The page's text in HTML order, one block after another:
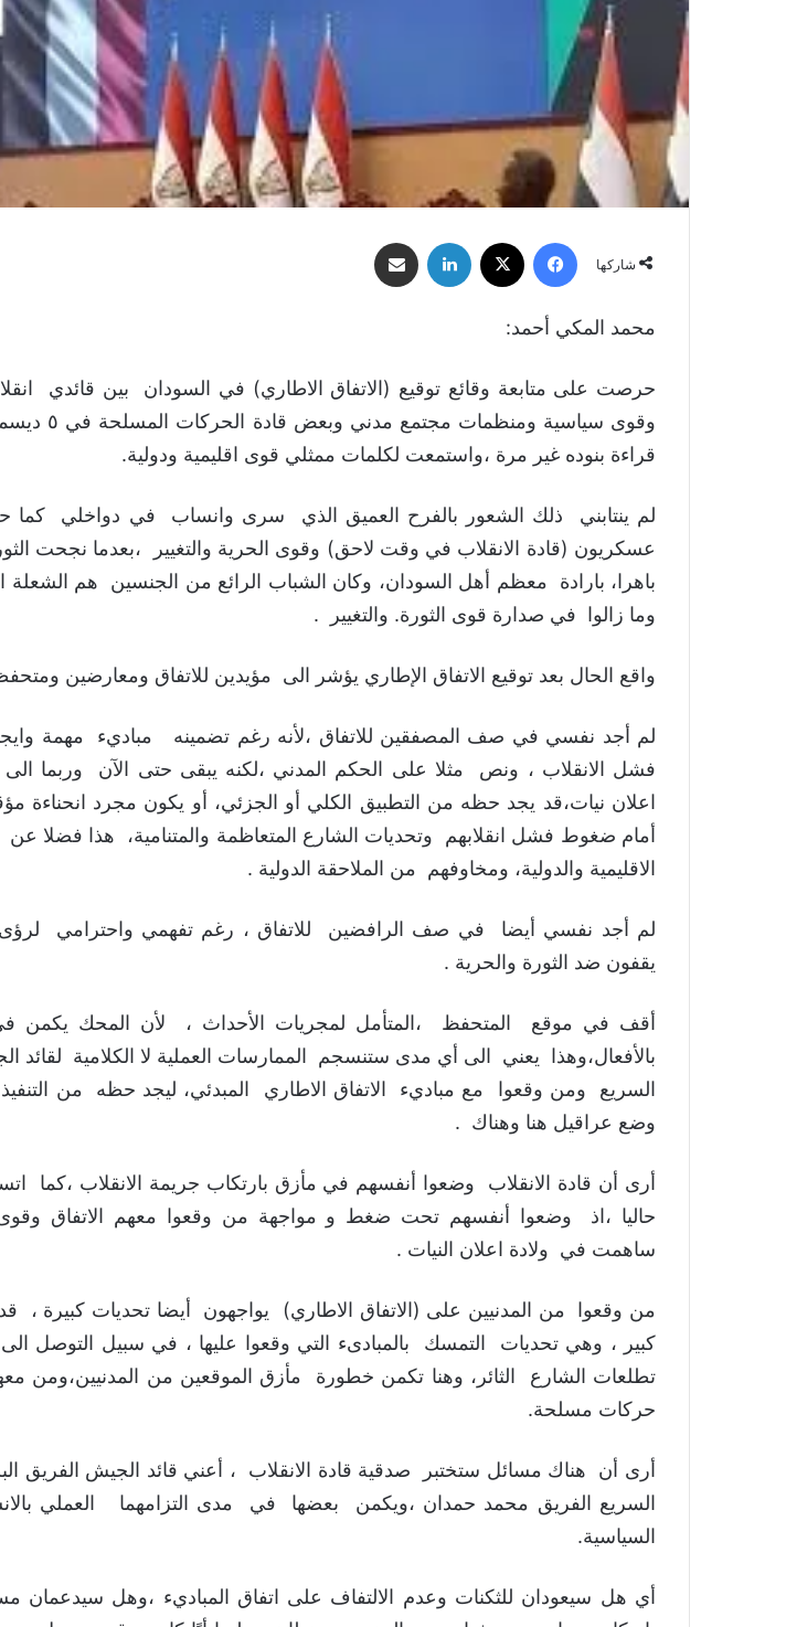
شاركها
محمد المكي أحمد:
قراءة بنوده غير مرة ،واستمعت لكلمات ممثلي قوى اقليمية ودولية.
لم ينتابني ذلك الشعور بالفرح العميق الذي سرى وانساب في دواخلي كما
عسكريون (قادة الانقلاب في وقت لاحق) وقوى الحرية والتغيير ،بعدما نجحت
باهرا، بارادة معظم أهل السودان، وكان الشباب الرائع من الجنسين هم الشعلة
وما زالوا في صدارة قوى الثورة. والتغيير .
واقع الحال بعد توقيع الاتفاق الإطاري يؤشر الى مؤيدين للاتفاق ومعارضين
لم أجد نفسي في صف المصفقين للاتفاق ،لأنه رغم تضمينه مباديء مهمة
فشل الانقلاب ، ونص مثلا على الحكم المدني ،لكنه يبقى حتى الآن وربما الى
اعلان نيات،قد يجد حظه من التطبيق الكلي أو الجزئي، أو يكون مجرد انحناءة
أمام ضغوط فشل انقلابهم وتحديات الشارع المتعاظمة والمتنامية، هذا فضلا عن
الاقليمية والدولية، ومخاوفهم من الملاحقة الدولية .
لم أجد نفسي أيضا في صف الرافضين للاتفاق ، رغم تفهمي واحترامي
يقفون ضد الثورة والحرية .
أقف في موقع المتحفظ ،المتأمل لمجريات الأحداث ، لأن المحك يكمن في
بالأفعال،وهذا يعني الى أي مدى ستنسجم الممارسات العملية لا الكلامية لقائد
السريع ومن وقعوا مع مباديء الاتفاق الاطاري المبدئي، ليجد حظه من
وضع عراقيل هنا وهناك .
أرى أن قادة الانقلاب وضعوا أنفسهم في مأزق بارتكاب جريمة الانقلاب ،كما
حاليا ،اذ وضعوا أنفسهم تحت ضغط و مواجهة من وقعوا معهم الاتفاق وقوى
ساهمت في ولادة اعلان النيات .
من وقعوا من المدنيين على (الاتفاق الاطاري) يواجهون أيضا تحديات كبيرة ،
كبير ، وهي تحديات التمسك بالمبادىء التي وقعوا عليها ، في سبيل التوصل الى
تطلعات الشارع الثائر، وهنا تكمن خطورة مأزق الموقعين من المدنيين،ومن
حركات مسلحة.
أرى أن هناك مسائل ستختبر صدقية قادة الانقلاب ، أعني قائد الجيش الفريق
السريع الفريق محمد حمدان ،ويكمن بعضها في مدى التزامهما العملي
السياسية.
أي هل سيعودان للثكنات وعدم الالتفاف على اتفاق المباديء ،وهل سيدعمان